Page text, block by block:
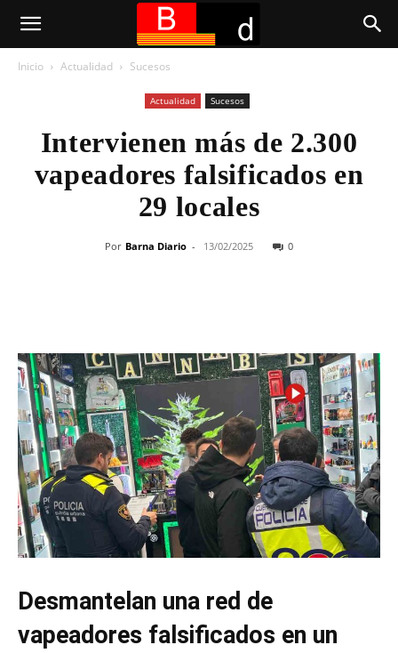
Inicio Actualidad Sucesos
Actualidad Sucesos
Intervienen más de 2.300
vapeadores falsificados en
29 locales
Por Barna Diario - 13/02/2025 0
Desmantelan una red de
vapeadores falsificados en un